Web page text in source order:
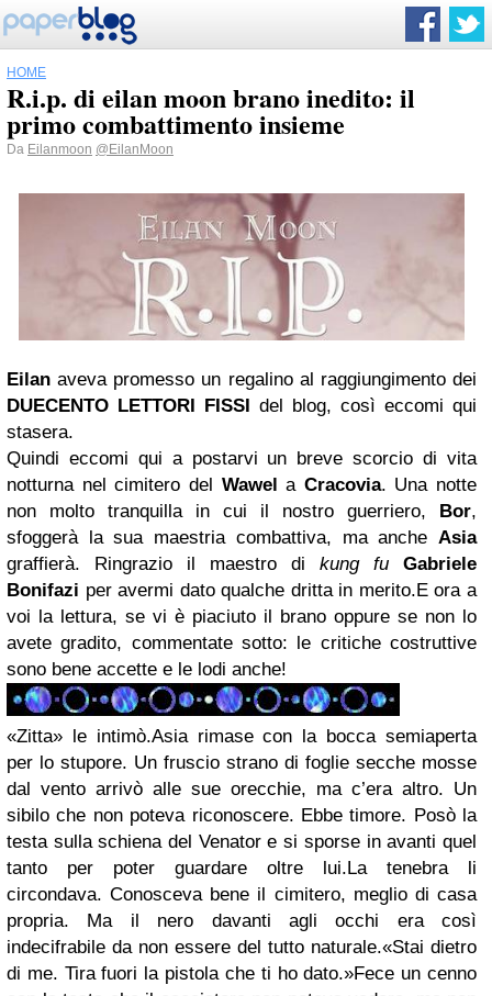
HOME
R.i.p. di eilan moon brano inedito: il
primo combattimento insieme
Da Eilanmoon @EilanMoon
Eilan aveva promesso un regalino al raggiungimento dei
DUECENTO LETTORI FISSI
del blog, così eccomi qui
stasera.
Quindi eccomi qui a postarvi un breve scorcio di vita
notturna nel cimitero del Wawel a Cracovia. Una notte
non molto tranquilla in cui il nostro guerriero,
Bor,
sfoggerà la sua maestria combattiva, ma anche Asia
graffierà. Ringrazio il maestro di kung fu Gabriele
Bonifazi per avermi dato qualche dritta in merito.E ora a
voi la lettura, se vi è piaciuto il brano oppure se non lo
avete gradito, commentate sotto: le critiche costruttive
sono bene accette e le lodi anche!
«Zitta» le intimò.Asia rimase con la bocca semiaperta
per lo stupore. Un fruscio strano di foglie secche mosse
dal vento arrivò alle sue orecchie, ma c’era altro. Un
sibilo che non poteva riconoscere. Ebbe timore. Posò la
testa sulla schiena del Venator e si sporse in avanti quel
tanto per poter guardare oltre lui.La tenebra li
circondava. Conosceva bene il cimitero, meglio di casa
propria. Ma il nero davanti agli occhi era così
indecifrabile da non essere del tutto naturale.«Stai dietro
di me. Tira fuori la pistola che ti ho dato.»Fece un cenno